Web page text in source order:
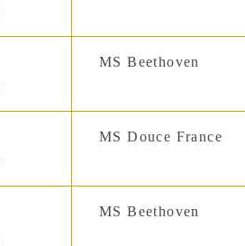
MS Beethoven
MS Douce France
MS Beethoven